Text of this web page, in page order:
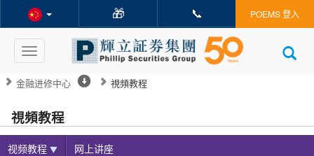
🎁 📞 POEMS 登入
Toggle
navigation
金融进修中心 視頻教程
視頻教程
视频教程 网上讲座